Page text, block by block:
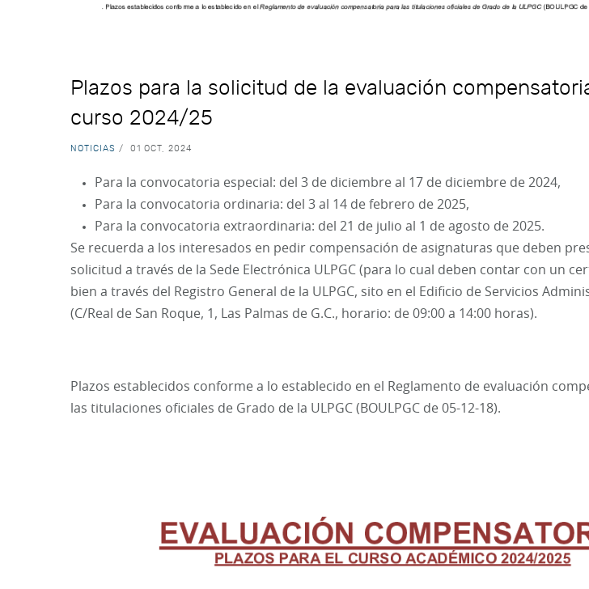
Plazos para la solicitud de la evaluación
curso 2024/25
NOTICIAS / 01 OCT, 2024
Para la convocatoria especial: del 3 de diciembre al 17 de diciembre de 2024,
Para la convocatoria ordinaria: del 3 al 14 de febrero de 2025,
Para la convocatoria extraordinaria: del 21 de julio al 1 de agosto de 2025.
Se recuerda a los interesados en pedir compensación de asignaturas que deben
solicitud a través de la Sede Electrónica ULPGC (para lo cual deben contar con un
bien a través del Registro General de la ULPGC, sito en el Edificio de Servicios
(C/Real de San Roque, 1, Las Palmas de G.C., horario: de 09:00 a 14:00 horas).
Plazos establecidos conforme a lo establecido en el Reglamento de evaluación
las titulaciones oficiales de Grado de la ULPGC (BOULPGC de 05-12-18).